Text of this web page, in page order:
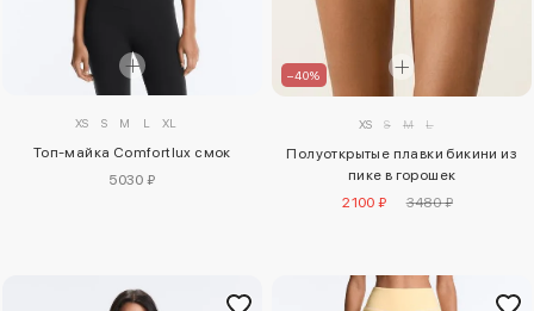
XS S M L XL
Топ-майка Comfortlux смок
5030 ₽
–40%
XS S M L
Полуоткрытые плавки бикини из
пике в горошек
2100 ₽
3480 ₽